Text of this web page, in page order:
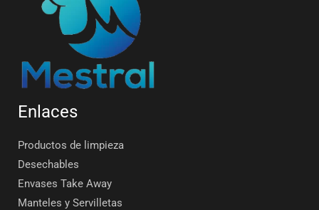
Enlaces
Productos de limpieza
Desechables
Envases Take Away
Manteles y Servilletas